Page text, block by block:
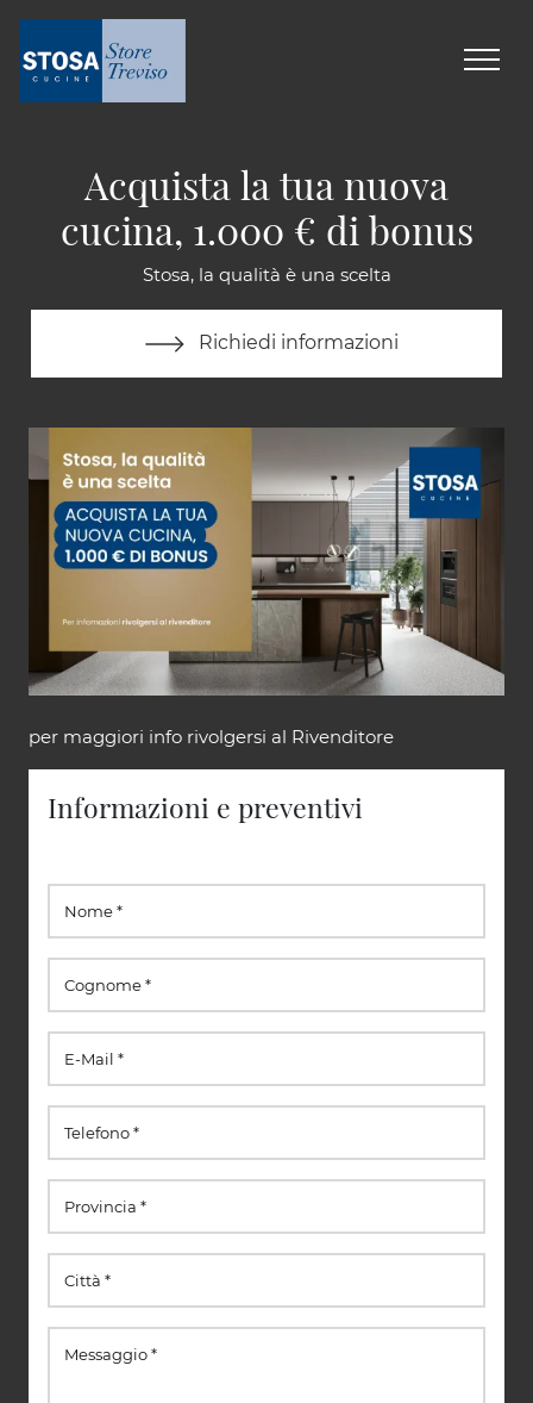
Acquista la tua nuova
cucina, 1.000 € di bonus
Stosa, la qualità è una scelta
Richiedi informazioni
per maggiori info rivolgersi al Rivenditore
Informazioni e preventivi